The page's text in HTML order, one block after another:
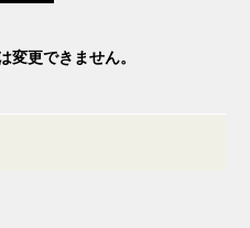
更できません。